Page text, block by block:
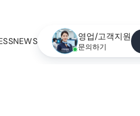
NEWS 영업/고객지원
문의하기